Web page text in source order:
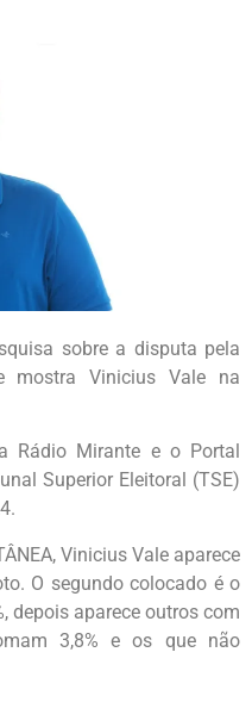
sobre a disputa pela
mostra Vinicius Vale na
Rádio Mirante e o Portal
Superior Eleitoral (TSE)
Vinicius Vale aparece
O segundo colocado é o
depois aparece outros com
3,8% e os que não